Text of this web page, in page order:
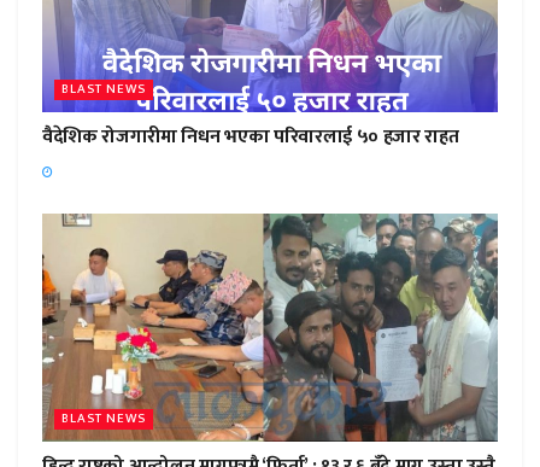
BLAST NEWS
वैदेशिक रोजगारीमा निधन भएका परिवारलाई ५० हजार राहत
BLAST NEWS